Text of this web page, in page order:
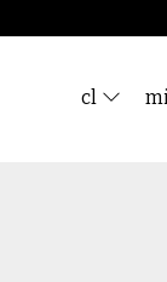
cl